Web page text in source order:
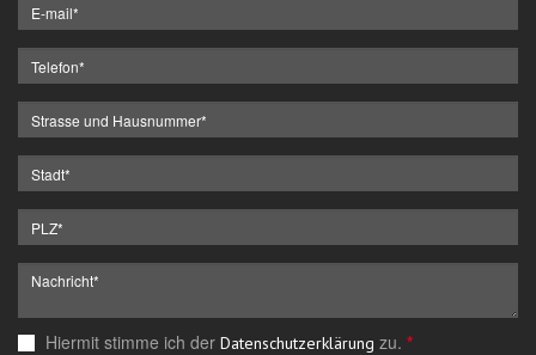
Hiermit stimme ich der Datenschutzerklärung zu. *